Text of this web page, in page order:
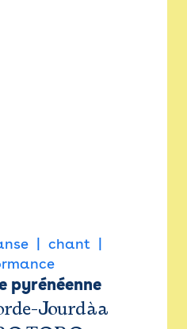
chant
pyrénéenne
Jourdàa